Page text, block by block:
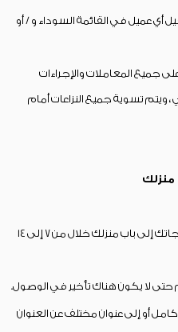
عميل في القائمة السوداء و / أو
جميع المعاملات والإجراءات
، ويتم تسوية جميع النزاعات أمام
منزلك
1. بعد إجراء الطلب، سيصل منتجك / منتجاتك إلى باب منزلك خلال من 7 إلى 14
أو إلى عنوان مختلف عن العنوان